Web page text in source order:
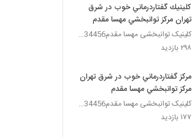
كلينيك گفتاردرماني خوب در شرق
تهران مركز توانبخشي مهسا مقدم
کلینیک توانبخشی مهسا مقدم09357734456
۲۹۸ بازدید
مركز گفتاردرماني خوب در شرق تهران
مركز توانبخشي مهسا مقدم
کلینیک توانبخشی مهسا مقدم09357734456
۱۷۷ بازدید